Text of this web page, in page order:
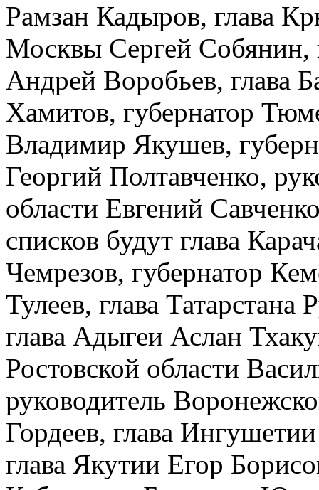
Рамзан Кадыров, глава
Москвы Сергей Собянин,
Андрей Воробьев, глава
Хамитов, губернатор
Владимир Якушев,
Георгий Полтавченко,
области Евгений
списков будут глава
Чемрезов, губернатор
Тулеев, глава
глава Адыгеи Аслан
Ростовской области
руководитель
Гордеев, глава
глава Якутии Егор